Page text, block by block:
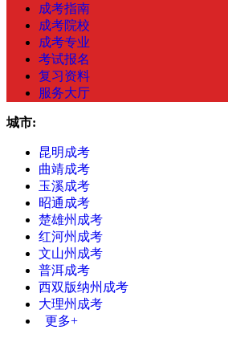
成考指南
成考院校
成考专业
考试报名
复习资料
服务大厅
城市:
昆明成考
曲靖成考
玉溪成考
昭通成考
楚雄州成考
红河州成考
文山州成考
普洱成考
西双版纳州成考
大理州成考
更多+